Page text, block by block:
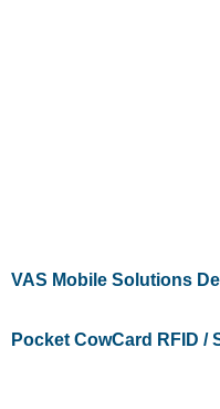
VAS Mobile Solutions
Pocket CowCard RFID /